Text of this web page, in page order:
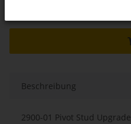
Beschreibung
2900-01 Pivot Stud